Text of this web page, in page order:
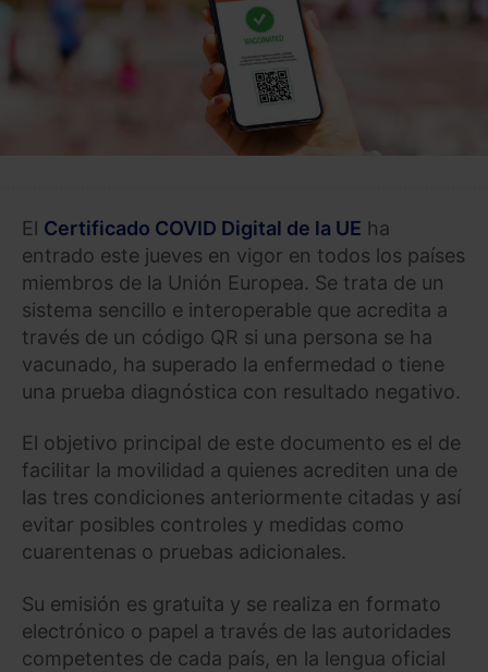
El Certificado COVID Digital de la UE ha
entrado este jueves en vigor en todos los países
miembros de la Unión Europea. Se trata de un
sistema sencillo e interoperable que acredita a
través de un código QR si una persona se ha
vacunado, ha superado la enfermedad o tiene
una prueba diagnóstica con resultado negativo.
El objetivo principal de este documento es el de
facilitar la movilidad a quienes acrediten una de
las tres condiciones anteriormente citadas y así
evitar posibles controles y medidas como
cuarentenas o pruebas adicionales.
Su emisión es gratuita y se realiza en formato
electrónico o papel a través de las autoridades
competentes de cada país, en la lengua oficial